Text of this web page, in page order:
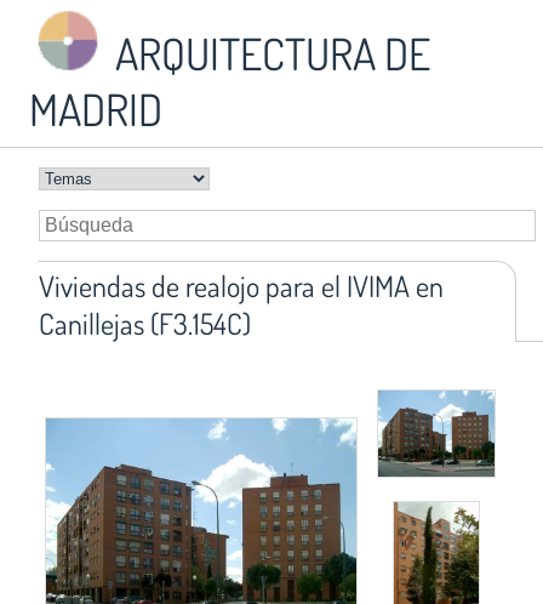
ARQUITECTURA DE
MADRID
Viviendas de realojo para el IVIMA en
Canillejas (F3.154C)